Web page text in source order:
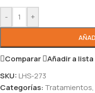
- +
Comparar
Añadir a
SKU:LHS-273
Categorías: Tratamientos,